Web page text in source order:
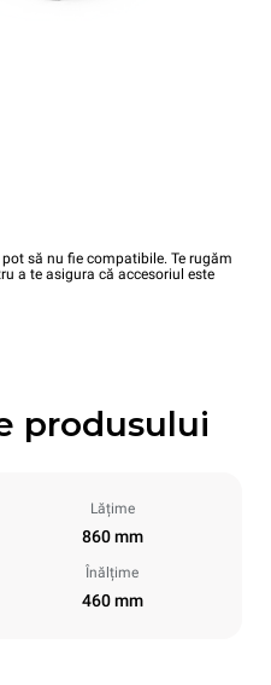
să nu fie compatibile. Te rugăm
a te asigura că accesoriul este
produsului
Lățime
860 mm
Înălțime
460 mm